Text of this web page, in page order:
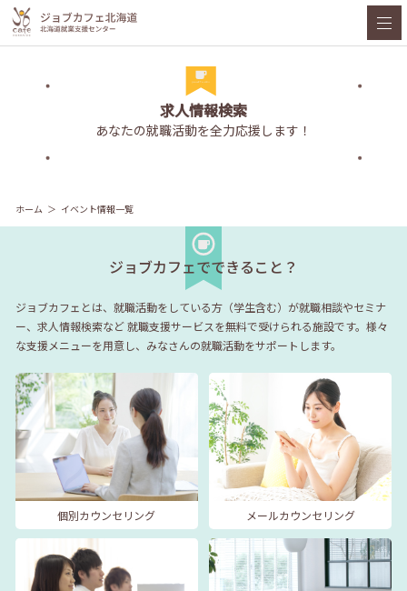
求人情報検索
あなたの就職活動を全力応援します！
ホーム イベント情報一覧
ジョブカフェでできること？
ジョブカフェとは、就職活動をしている方（学生含む）が就職相談やセミナ
ー、求人情報検索など就職支援サービスを無料で受けられる施設です。様々
な支援メニューを用意し、みなさんの就職活動をサポートします。
個別カウンセリング メールカウンセリング